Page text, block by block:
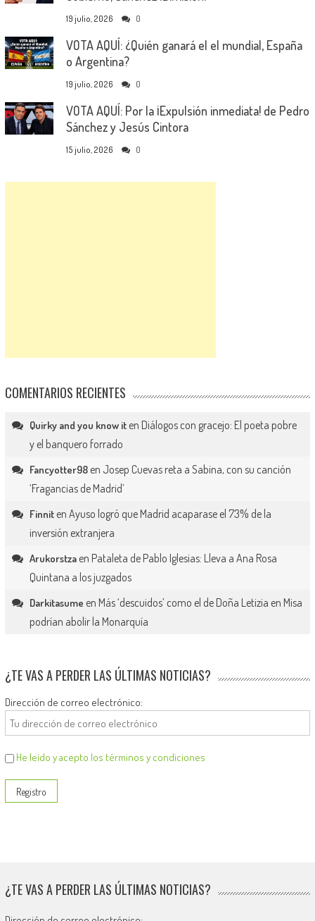
19 julio, 2026 0
VOTA AQUÍ: ¿Quién ganará el el mundial, España
o Argentina?
19 julio, 2026 0
VOTA AQUÍ: Por la ¡Expulsión inmediata! de Pedro
Sánchez y Jesús Cintora
15 julio, 2026 0
COMENTARIOS RECIENTES
Quirky and you know iten Diálogos con gracejo: El poeta pobre
y el banquero forrado
Fancyotter98en Josep Cuevas reta a Sabina, con su canción
‘Fragancias de Madrid’
Finniten Ayuso logró que Madrid acaparase el 73% de la
inversión extranjera
Arukorstzaen Pataleta de Pablo Iglesias: Lleva a Ana Rosa
Quintana a los juzgados
Darkitasume en Más ‘descuidos’ como el de Doña Letizia en Misa
podrían abolir la Monarquía
¿TE VAS A PERDER LAS ÚLTIMAS NOTICIAS?
Dirección de correo electrónico:
He leído y acepto los términos y condiciones
¿TE VAS A PERDER LAS ÚLTIMAS NOTICIAS?